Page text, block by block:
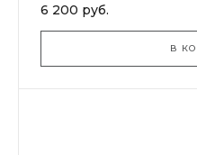
6 200 руб.
В